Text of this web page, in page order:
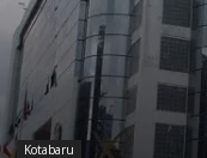
Kotabaru